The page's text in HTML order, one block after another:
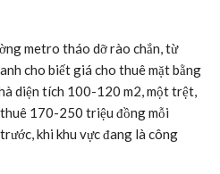
metro tháo dỡ rào chắn, từ
cho biết giá cho thuê mặt bằng
diện tích 100-120 m2, một trệt,
170-250 triệu đồng mỗi
khi khu vực đang là công